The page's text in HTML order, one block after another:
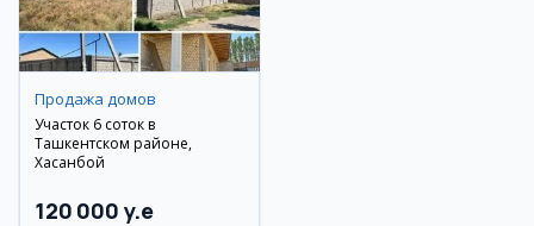
Продажа домов
Участок 6 соток в
Ташкентском районе,
Хасанбой
120 000 y.e